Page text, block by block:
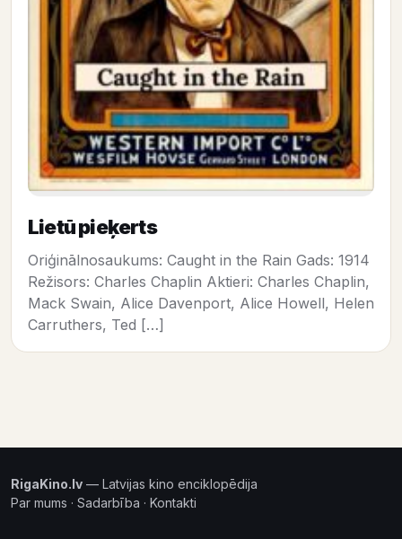
Lietū pieķerts
Oriģinālnosaukums: Caught in the Rain Gads: 1914
Režisors: Charles Chaplin Aktieri: Charles Chaplin,
Mack Swain, Alice Davenport, Alice Howell, Helen
Carruthers, Ted […]
RigaKino.lv — Latvijas kino enciklopēdija
Par mums · Sadarbība · Kontakti